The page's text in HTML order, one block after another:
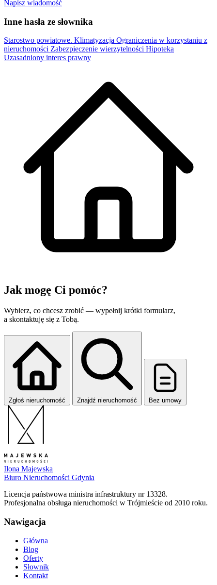
Napisz wiadomość
Inne hasła ze słownika
Starostwo powiatowe. Klimatyzacja Ograniczenia w korzystaniu z
nieruchomości Zabezpieczenie wierzytelności Hipoteka
Uzasadniony interes prawny
Jak mogę Ci pomóc?
Wybierz, co chcesz zrobić — wypełnij krótki formularz,
a skontaktuję się z Tobą.
Zgłoś nieruchomość Znajdź nieruchomość Bez umowy
Ilona Majewska
Biuro Nieruchomości Gdynia
Licencja państwowa ministra infrastruktury nr 13328.
Profesjonalna obsługa nieruchomości w Trójmieście od 2010 roku.
Nawigacja
Główna
Blog
Oferty
Słownik
Kontakt